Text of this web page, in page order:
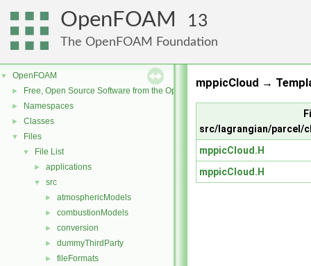
OpenFOAM 13
The OpenFOAM Foundation
▼ OpenFOAM
► Free, Open Source Software from the OpenFOAM Foundation
► Namespaces
► Classes
▼ Files
▼ File List
► applications
▼ src
► atmosphericModels
► combustionModels
► conversion
► dummyThirdParty
► fileFormats
mppicCloud →
src/lagrangian/parcel/
mppicCloud.H
mppicCloud.H